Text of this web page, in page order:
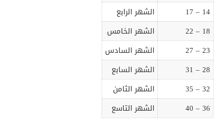
14 – 17
الشهر الرابع
18 – 22
الشهر الخامس
23 – 27
الشهر السادس
28 – 31
الشهر السابع
32 – 35
الشهر الثامن
36 – 40
الشهر التاسع